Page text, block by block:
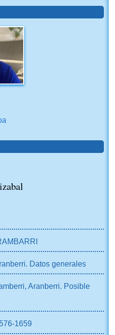
Datos generales
Aranberri. Posible
1659